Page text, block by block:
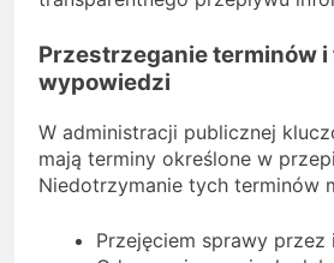
Przestrzeganie terminów
wypowiedzi
W administracji publicznej
mają terminy określone w
Niedotrzymanie tych terminów
Przejęciem sprawy przez